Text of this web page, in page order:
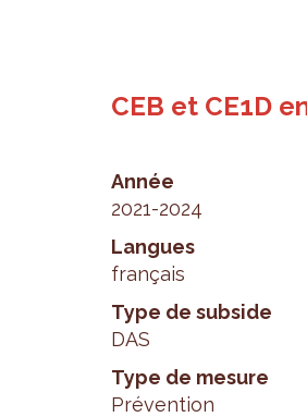
CEB et CE1D
Année
2021-2024
Langues
français
Type de subside
DAS
Type de mesure
Prévention